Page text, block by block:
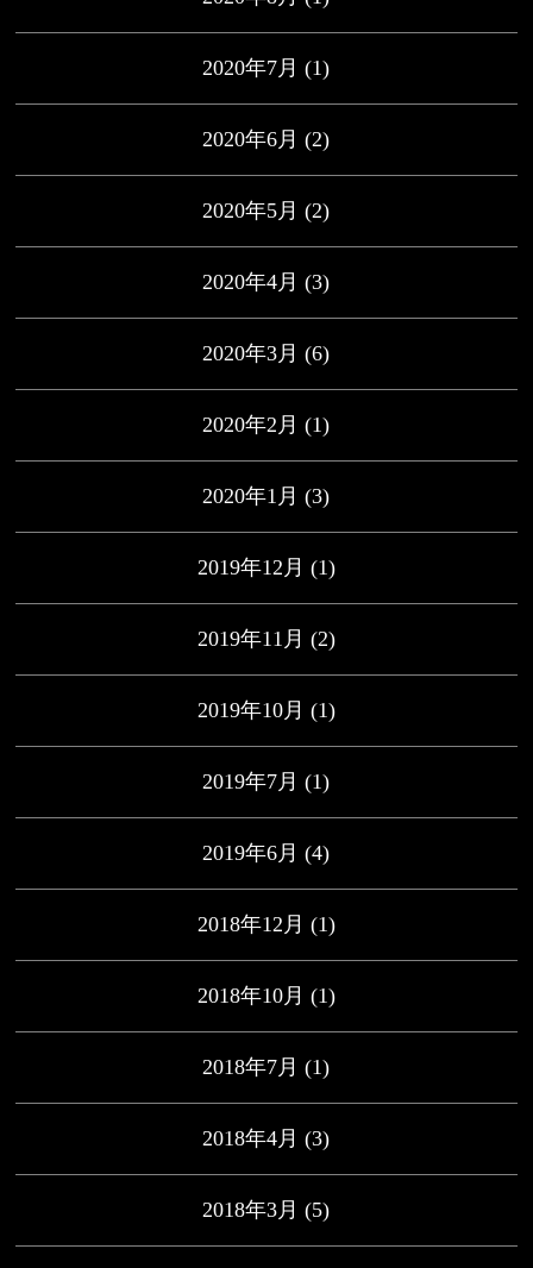
2020年7月 (1)
2020年6月 (2)
2020年5月 (2)
2020年4月 (3)
2020年3月 (6)
2020年2月 (1)
2020年1月 (3)
2019年12月 (1)
2019年11月 (2)
2019年10月 (1)
2019年7月 (1)
2019年6月 (4)
2018年12月 (1)
2018年10月 (1)
2018年7月 (1)
2018年4月 (3)
2018年3月 (5)